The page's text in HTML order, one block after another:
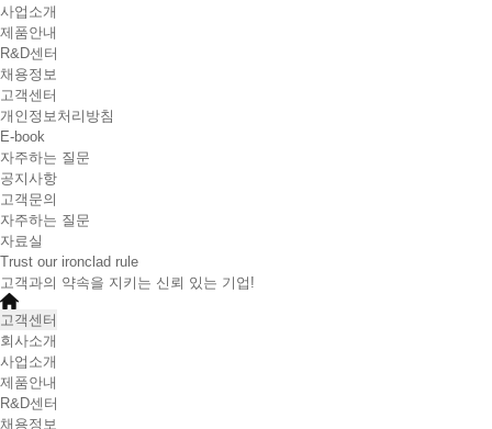
사업소개
제품안내
R&D센터
채용정보
고객센터
개인정보처리방침
E-book
자주하는 질문
공지사항
고객문의
자주하는 질문
자료실
Trust our ironclad rule
고객과의 약속을 지키는 신뢰 있는 기업!
고객센터
회사소개
사업소개
제품안내
R&D센터
채용정보